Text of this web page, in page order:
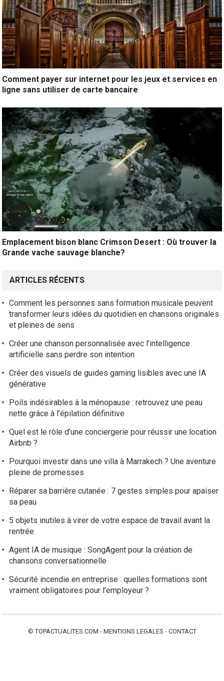
Comment payer sur internet pour les jeux et services en
ligne sans utiliser de carte bancaire
Emplacement bison blanc Crimson Desert : Où trouver la
Grande vache sauvage blanche?
ARTICLES RÉCENTS
Comment les personnes sans formation musicale peuvent
transformer leurs idées du quotidien en chansons originales
et pleines de sens
Créer une chanson personnalisée avec l’intelligence
artificielle sans perdre son intention
Créer des visuels de guides gaming lisibles avec une IA
générative
Poils indésirables à la ménopause : retrouvez une peau
nette grâce à l’épilation définitive
Quel est le rôle d’une conciergerie pour réussir une location
Airbnb ?
Pourquoi investir dans une villa à Marrakech ? Une aventure
pleine de promesses
Réparer sa barrière cutanée : 7 gestes simples pour apaiser
sa peau
5 objets inutiles à virer de votre espace de travail avant la
rentrée
Agent IA de musique : SongAgent pour la création de
chansons conversationnelle
Sécurité incendie en entreprise : quelles formations sont
vraiment obligatoires pour l’employeur ?
©TOPACTUALITES.COM - MENTIONS LEGALES - CONTACT